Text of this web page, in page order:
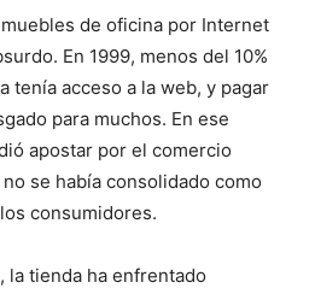
de oficina por Internet
En 1999, menos del 10%
tenía acceso a la web, y pagar
para muchos. En ese
apostar por el comercio
se había consolidado como
consumidores.
la tienda ha enfrentado